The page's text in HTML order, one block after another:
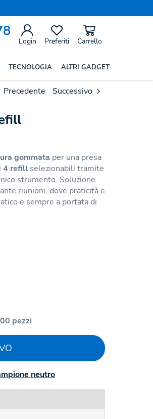
Login Preferiti Carrello
TECNOLOGIA ALTRI GADGET
Precedente Successivo
gommata per una presa
4 refill selezionabili tramite
strumento. Soluzione
riunioni, dove praticità e
e sempre a portata di
pezzi
neutro